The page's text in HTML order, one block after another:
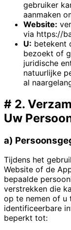
gebruiker
aanmaken
Website:
via https://
U: betekent
bezoekt of
juridische
natuurlijke
al
# 2.
Uw
a)
Tijdens het
Website of de
bepaalde
verstrekken die
op te nemen of u
identificeerbare
beperkt tot: